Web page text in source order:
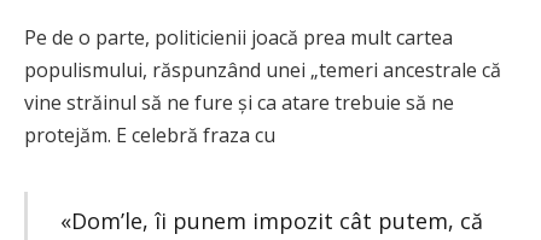
Pe de o parte, politicienii joacă prea mult cartea
populismului, răspunzând unei „temeri ancestrale că
vine străinul să ne fure și ca atare trebuie să ne
protejăm. E celebră fraza cu
«Dom’le, îi punem impozit cât putem, că